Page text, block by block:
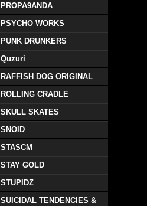
PROPA9ANDA
PSYCHO WORKS
PUNK DRUNKERS
Quzuri
RAFFISH DOG ORIGINAL
ROLLING CRADLE
SKULL SKATES
SNOID
STASCM
STAY GOLD
STUPIDZ
SUICIDAL TENDENCIES &